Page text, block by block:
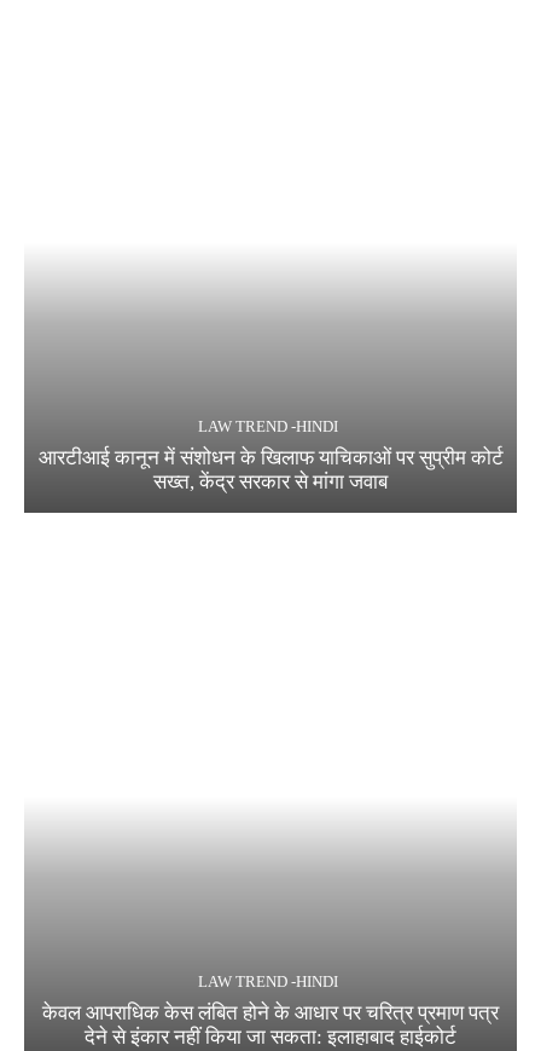
LAW TREND -HINDI
आरटीआई कानून में संशोधन के खिलाफ याचिकाओं पर सुप्रीम कोर्ट
सख्त, केंद्र सरकार से मांगा जवाब
LAW TREND -HINDI
केवल आपराधिक केस लंबित होने के आधार पर चरित्र प्रमाण पत्र
देने से इंकार नहीं किया जा सकता: इलाहाबाद हाईकोर्ट